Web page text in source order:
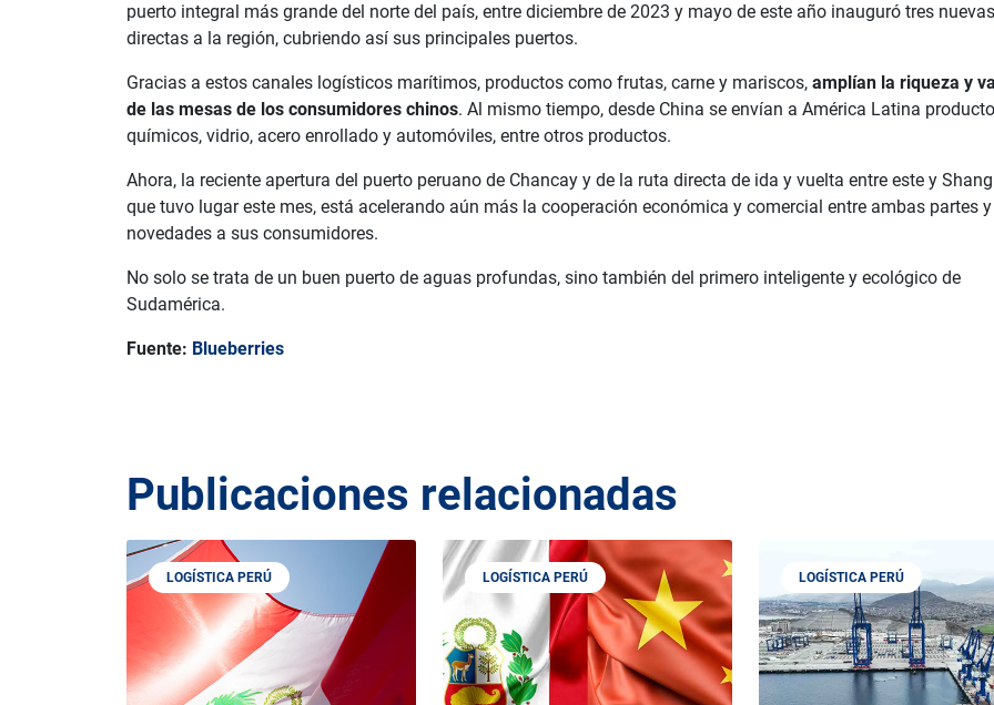
puerto integral más grande del norte del país, entre diciembre de 2023 y mayo de este año inauguró tres
directas a la región, cubriendo así sus principales puertos.
Gracias a estos canales logísticos marítimos, productos como frutas, carne y mariscos, amplían la riqueza y
de las mesas de los consumidores chinos. Al mismo tiempo, desde China se envían a América Latina
químicos, vidrio, acero enrollado y automóviles, entre otros productos.
Ahora, la reciente apertura del puerto peruano de Chancay y de la ruta directa de ida y vuelta entre este y
que tuvo lugar este mes, está acelerando aún más la cooperación económica y comercial entre ambas partes
novedades a sus consumidores.
No solo se trata de un buen puerto de aguas profundas, sino también del primero inteligente y ecológico de
Sudamérica.
Fuente: Blueberries
Publicaciones relacionadas
LOGÍSTICA PERÚ LOGÍSTICA PERÚ LOGÍSTICA PERÚ